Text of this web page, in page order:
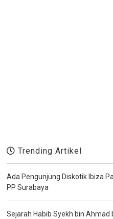
Trending Artikel
Ada Pengunjung Diskotik Ibiza
PP Surabaya
Sejarah Habib Syekh bin